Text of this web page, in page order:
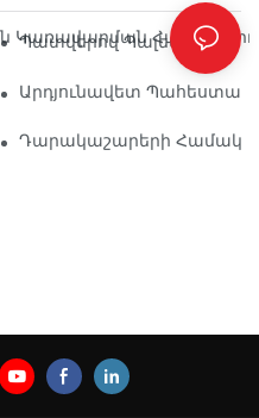
Կառավարման Համար
Պատվերով Պալետային
Ապագան.
Արդյունավետ
Մատակարարներ. Ինչ
Դարակաշարերի